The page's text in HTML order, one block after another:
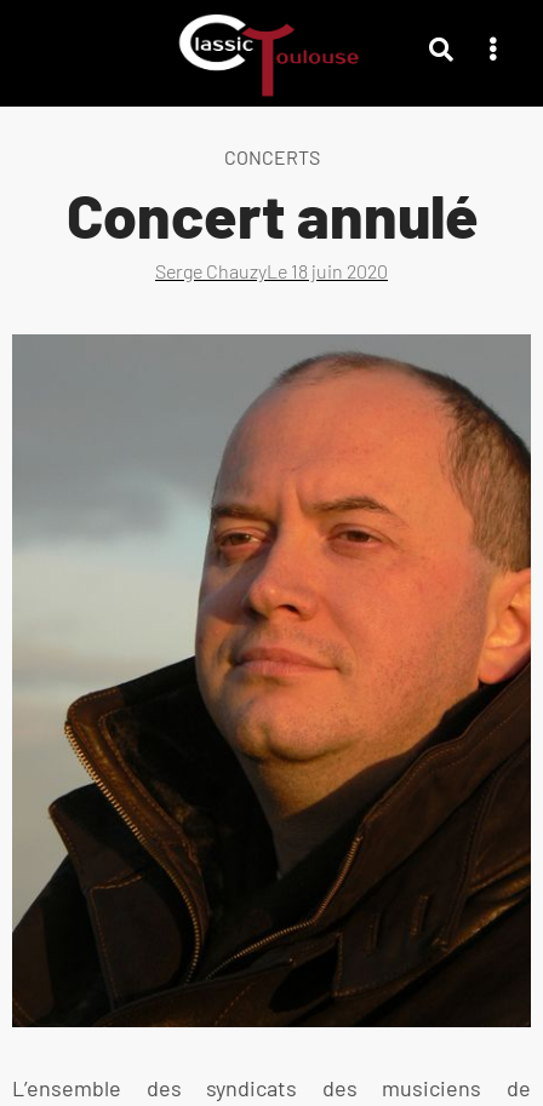
CONCERTS
Concert annulé
Serge ChauzyLe 18 juin 2020
L’ensemble des syndicats des musiciens de